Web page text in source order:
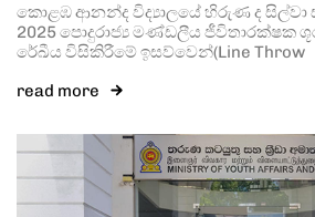
කොළඹ ආනන්ද විද්‍යාලයේ හිරුණ ද සිල්වා
2025 පොදුරාජ්‍ය මණ්ඩලීය ජීවිතාරක්ෂක
රේඛීය විසිකිරීමේ ඉසව්වෙන්(Line Throw
read more